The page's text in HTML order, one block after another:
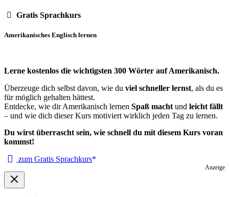
Gratis Sprachkurs
Amerikanisches Englisch lernen
Lerne kostenlos die wichtigsten 300 Wörter auf Amerikanisch.
Überzeuge dich selbst davon, wie du viel schneller lernst, als du es
für möglich gehalten hättest.
Entdecke, wie dir Amerikanisch lernen Spaß macht und leicht fällt
– und wie dich dieser Kurs motiviert wirklich jeden Tag zu lernen.
Du wirst überrascht sein, wie schnell du mit diesem Kurs voran
kommst!
zum Gratis Sprachkurs
Anzeige